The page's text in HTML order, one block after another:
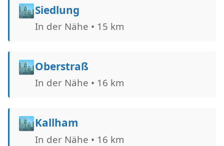
🏙️Siedlung
In der Nähe • 15 km
🏙️Oberstraß
In der Nähe • 16 km
🏙️Kallham
In der Nähe • 16 km